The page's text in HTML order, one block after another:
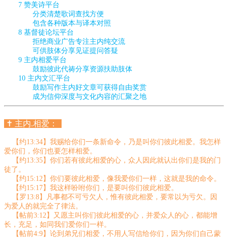
7 赞美诗平台
分类清楚歌词查找方便
包含各种版本与译本对照
8 基督徒论坛平台
拒绝商业广告专注主内纯交流
可供肢体分享见证提问答疑
9 主内相爱平台
鼓励彼此代祷分享资源扶助肢体
10 主内文汇平台
鼓励写作主内好文章可获得自由奖赏
成为信仰深度与文化内容的汇聚之地
✝️ 主内.相爱：
【约13:34】我赐给你们一条新命令，乃是叫你们彼此相爱。我怎样
爱你们，你们也要怎样相爱。
【约13:35】你们若有彼此相爱的心，众人因此就认出你们是我的门
徒了。
【约15:12】你们要彼此相爱，像我爱你们一样，这就是我的命令。
【约15:17】我这样吩咐你们，是要叫你们彼此相爱。
【罗13:8】凡事都不可亏欠人，惟有彼此相爱，要常以为亏欠。因
为爱人的就完全了律法。
【帖前3:12】又愿主叫你们彼此相爱的心，并爱众人的心，都能增
长，充足，如同我们爱你们一样。
【帖前4:9】论到弟兄们相爱，不用人写信给你们，因为你们自己蒙